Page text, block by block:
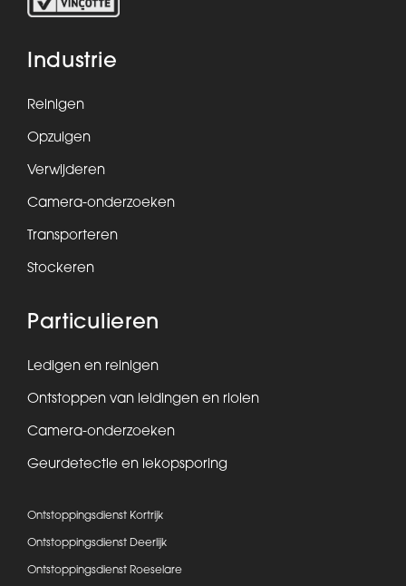
Industrie
Reinigen
Opzuigen
Verwijderen
Camera-onderzoeken
Transporteren
Stockeren
Particulieren
Ledigen en reinigen
Ontstoppen van leidingen en riolen
Camera-onderzoeken
Geurdetectie en lekopsporing
Ontstoppingsdienst Kortrijk
Ontstoppingsdienst Deerlijk
Ontstoppingsdienst Roeselare